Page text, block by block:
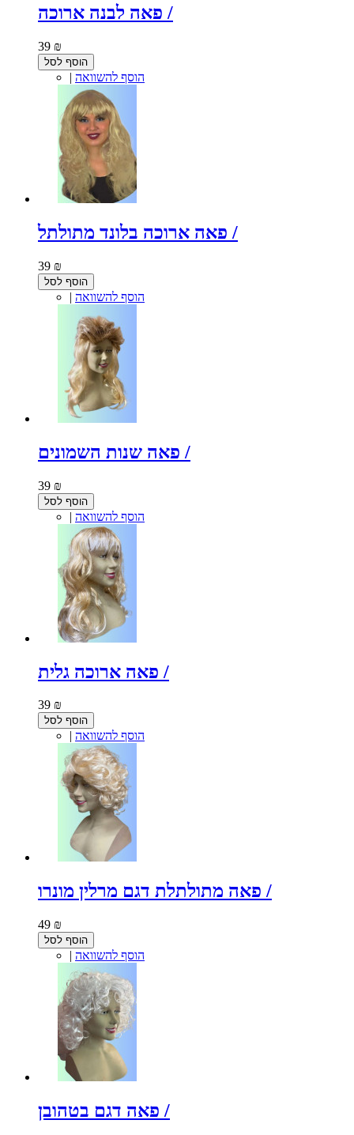
פאה לבנה ארוכה /
39 ₪
הוסף לסל
| הוסף להשוואה
פאה ארוכה בלונד מתולתל /
39 ₪
הוסף לסל
| הוסף להשוואה
פאה שנות השמונים /
39 ₪
הוסף לסל
| הוסף להשוואה
פאה ארוכה גלית /
39 ₪
הוסף לסל
| הוסף להשוואה
פאה מתולתלת דגם מרלין מונרו /
49 ₪
הוסף לסל
| הוסף להשוואה
פאה דגם בטהובן /